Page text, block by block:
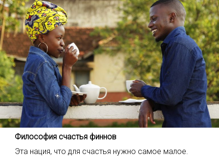
Философия счастья финнов
Эта нация, что для счастья нужно самое малое.